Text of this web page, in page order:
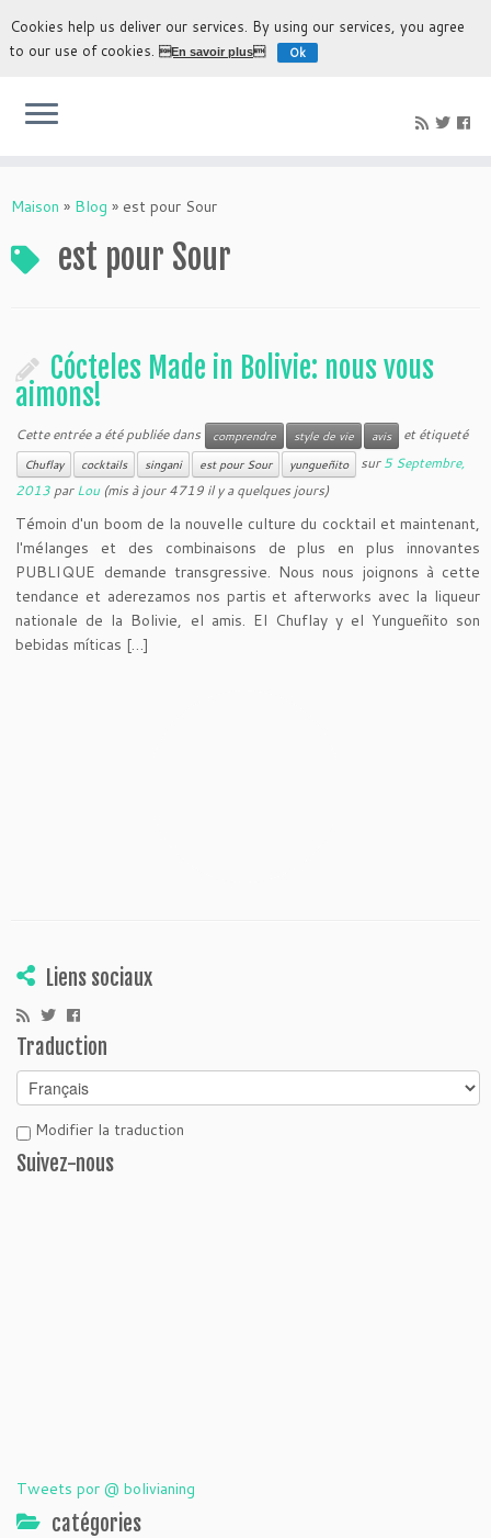
L'expérience la plus authentique de découvrir la Bolivie
Maison » Blog » est pour Sour
est pour Sour
Cócteles Made in Bolivie: nous vous
aimons!
Cette entrée a été publiée dans comprendre style de vie avis et étiqueté
Chuflay cocktails singani est pour Sour yungueñito sur5 Septembre,
2013 parLou(mis à jour 4719 il y a quelques jours)
Témoin d'un boom de la nouvelle culture du cocktail et maintenant,
l'mélanges et des combinaisons de plus en plus innovantes
PUBLIQUE demande transgressive. Nous nous joignons à cette
tendance et aderezamos nos partis et afterworks avec la liqueur
nationale de la Bolivie, el amis. El Chuflay y el Yungueñito son
bebidas míticas […]
Liens sociaux
Traduction
Modifier la traduction
Suivez-nous
Tweets por @ bolivianing
catégories
Cookies help us deliver our services. By using our services, you agree
to our use of cookies.En savoir plus Ok